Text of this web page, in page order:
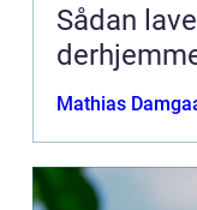
Sådan
Mathias